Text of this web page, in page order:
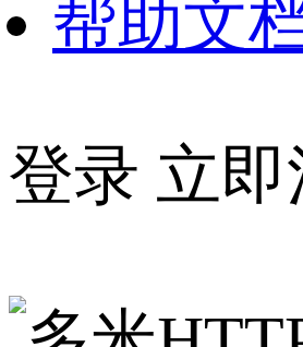
帮助文
登录 立即